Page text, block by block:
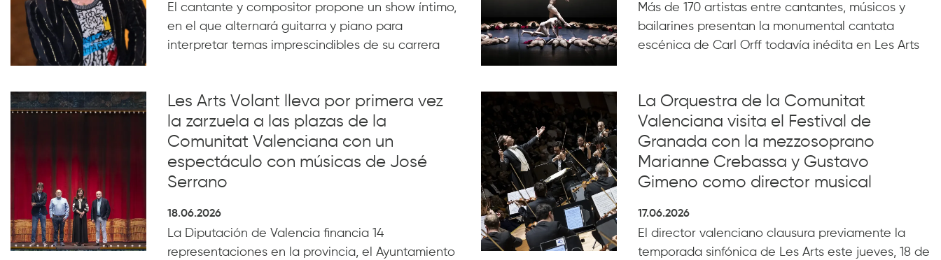
El cantante y compositor propone un show íntimo,
en el que alternará guitarra y piano para
interpretar temas imprescindibles de su carrera
Más de 170 artistas entre cantantes, músicos y
bailarines presentan la monumental cantata
escénica de Carl Orff todavía inédita en Les Arts
Les Arts Volant lleva por primera vez
la zarzuela a las plazas de la
Comunitat Valenciana con un
espectáculo con músicas de José
Serrano
18.06.2026
La Diputación de Valencia financia 14
representaciones en la provincia, el Ayuntamiento
La Orquestra de la Comunitat
Valenciana visita el Festival de
Granada con la mezzosoprano
Marianne Crebassa y Gustavo
Gimeno como director musical
17.06.2026
El director valenciano clausura previamente la
temporada sinfónica de Les Arts este jueves, 18 de